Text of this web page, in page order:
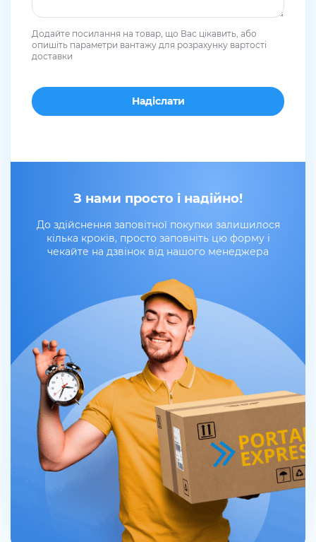
З нами просто і надійно!
До здійснення заповітної покупки залишилося
кілька кроків, просто заповніть цю форму і
чекайте на дзвінок від нашого менеджера
Додайте посилання на товар, що Вас цікавить, або
опишіть параметри вантажу для розрахунку вартості
доставки